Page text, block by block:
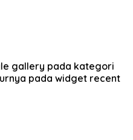
gallery pada kategori
pada widget recent